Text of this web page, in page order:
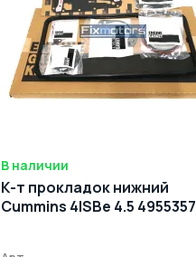
В наличии
К-т прокладок нижний
Cummins 4ISBe 4.5 4955357